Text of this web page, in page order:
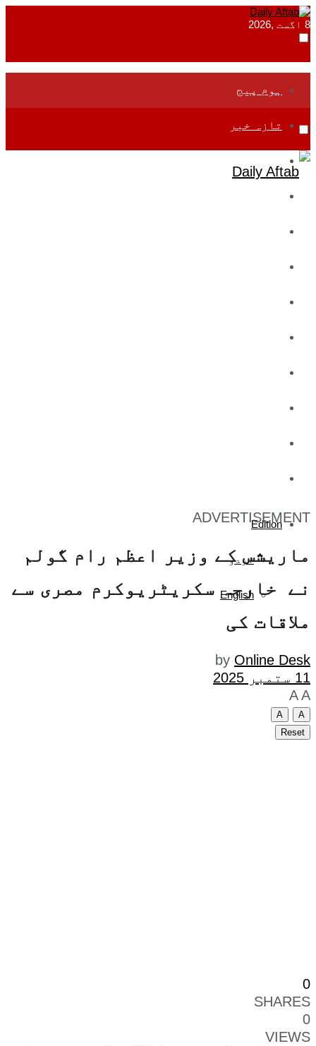
8 اگست ,2026
ہوم پیج
تازہ خبر
Edition
اردو
English
ADVERTISEMENT
ماریشس کے وزیر اعظم رام گولم
نے خارجہ سکریٹریوکرم مصری سے
ملاقات کی
by Online Desk
11 ستمبر 2025
A A
A
A
Reset
0
SHARES
0
VIEWS